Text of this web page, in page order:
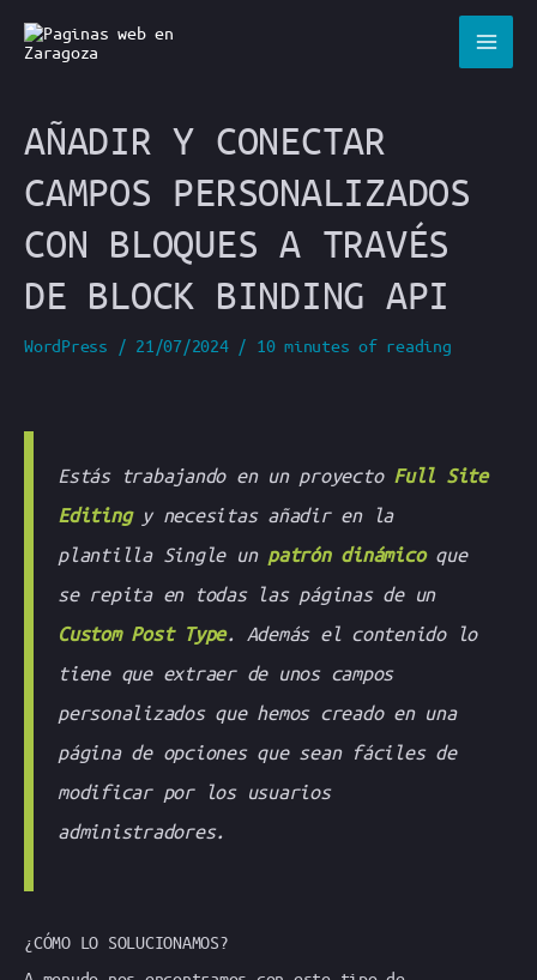
AÑADIR Y CONECTAR
CAMPOS PERSONALIZADOS
CON BLOQUES A TRAVÉS
DE BLOCK BINDING API
WordPress / 21/07/2024 / 10 minutes of reading
Estás trabajando en un proyecto Full Site
Editingy necesitas añadir en la
plantilla Singleun patrón dinámicoque
se repita en todas las páginas de un
Custom Post Type. Además el contenido lo
tiene que extraer de unos campos
personalizados que hemos creado en una
página de opciones que sean fáciles de
modificar por los usuarios
administradores.
¿CÓMO LO SOLUCIONAMOS?